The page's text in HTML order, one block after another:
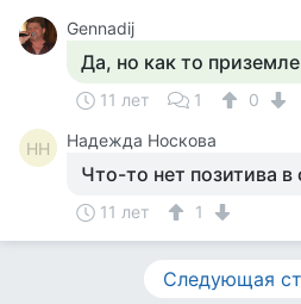
Gennadij
Да, но как то
11 лет 1 0
НН Надежда Носкова
Что-то нет позитива в
11 лет 1
Следующая